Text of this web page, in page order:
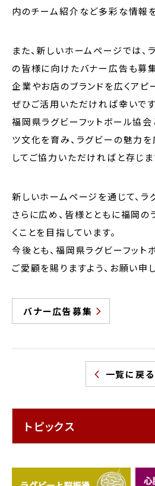
内のチーム紹介など多彩な情報
また、新しいホームページでは、
の皆様に向けたバナー広告も募集
企業やお店のブランドを広くアピ
ぜひご活用いただければ幸いです
福岡県ラグビーフットボール協会
ツ文化を育み、ラグビーの魅力
してご協力いただければと存じま
新しいホームページを通じて、
さらに広め、皆様とともに福岡
くことを目指しています。
今後とも、福岡県ラグビーフッ
ご愛顧を賜りますよう、お願い申
バナー広告募集
一覧に戻る
トピックス